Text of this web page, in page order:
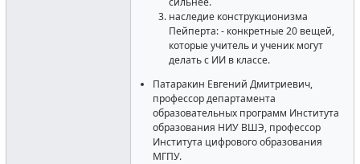
наследие конструкционизма
Пейперта: - конкретные 20 вещей,
которые учитель и ученик могут
делать с ИИ в классе.
Патаракин Евгений Дмитриевич,
профессор департамента
образовательных программ Института
образования НИУ ВШЭ, профессор
Института цифрового образования
МГПУ.